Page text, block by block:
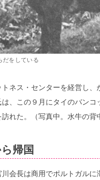
だをしている
ネス・センターを経営し、
、この９月にタイのバン
れた。（写真中。水牛の
帰国
会長は商用でポルトガルに